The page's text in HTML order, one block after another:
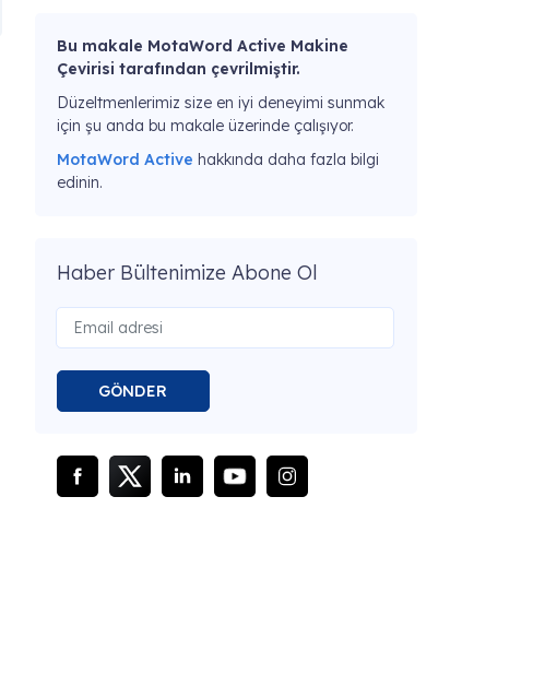
Bu makale MotaWord Active Makine
Çevirisi tarafından çevrilmiştir.
Düzeltmenlerimiz size en iyi deneyimi sunmak
için şu anda bu makale üzerinde çalışıyor.
MotaWord Active hakkında daha fazla bilgi
edinin.
Haber Bültenimize Abone Ol
GÖNDER